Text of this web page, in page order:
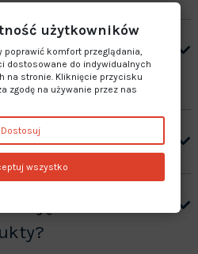
produktów ”na
zamówienia?
na
użytkowników
poprawić komfort przeglądania,
dostosowane do indywidualnych
na stronie. Kliknięcie przycisku
zgodę na używanie przez nas
Dostosuj
wszystko